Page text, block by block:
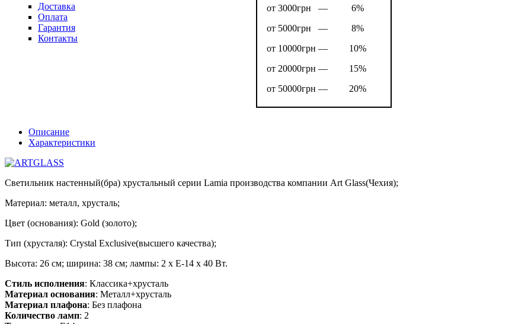
от 3000грн —
6%
от 5000грн —
8%
от 10000грн —
10%
от 20000грн —
15%
от 50000грн —
20%
Доставка
Оплата
Гарантия
Контакты
Описание
Характеристики
Светильник настенный(бра) хрустальный серии Lamia производства компании Art Glass(Чехия);
Материал: металл, хрусталь;
Цвет (основания): Gold (золото);
Тип (хрусталя): Crystal Exclusive(высшего качества);
Высота: 26 см; ширина: 38 см; лампы: 2 х Е-14 х 40 Вт.
Стиль исполнения: Классика+хрусталь
Материал основания: Металл+хрусталь
Материал плафона: Без плафона
Количество ламп: 2